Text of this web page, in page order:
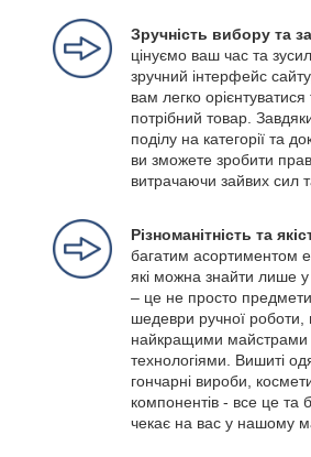
Зручність вибору та
цінуємо ваш час та
зручний інтерфейс
вам легко
потрібний товар.
поділу на категорії та
ви зможете зробити
витрачаючи зайвих сил
Різноманітність та
багатим асортиментом
які можна знайти лише
– це не просто
шедеври ручної роботи,
найкращими майстрами
технологіями. Вишиті
гончарні вироби,
компонентів - все це та
чекає на вас у нашому